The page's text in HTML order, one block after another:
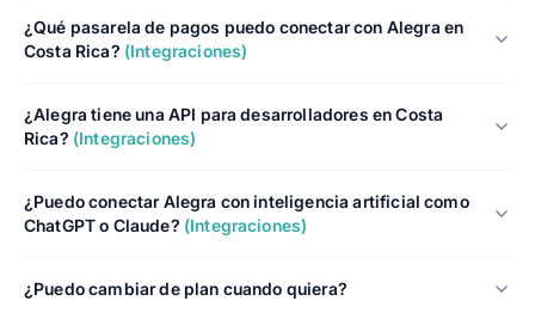
¿Qué pasarela de pagos puedo conectar con Alegra en
Costa Rica? (Integraciones)
¿Alegra tiene una API para desarrolladores en Costa
Rica? (Integraciones)
¿Puedo conectar Alegra con inteligencia artificial como
ChatGPT o Claude? (Integraciones)
¿Puedo cambiar de plan cuando quiera?